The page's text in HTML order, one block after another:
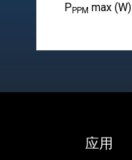
P PPM max (W)
应用